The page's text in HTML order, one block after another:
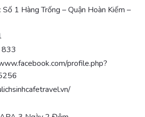
: Số 1 Hàng Trống – Quận Hoàn Kiếm –
profile.php?